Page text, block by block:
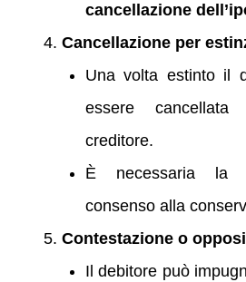
cancellazione
Cancellazione per
Una volta estinto il
essere
creditore.
È necessaria la
consenso alla
Contestazione o
Il debitore può